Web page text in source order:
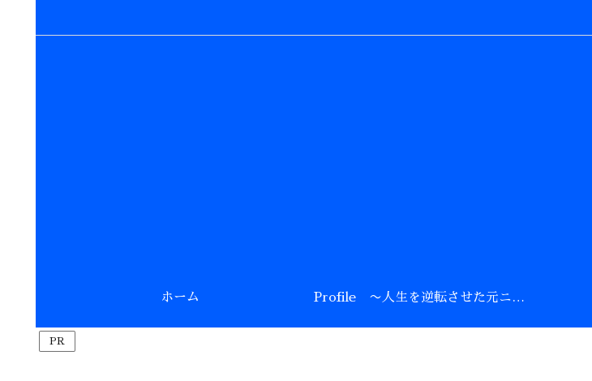
ホーム Profile 〜人生を逆転させた元ニート〜
PR